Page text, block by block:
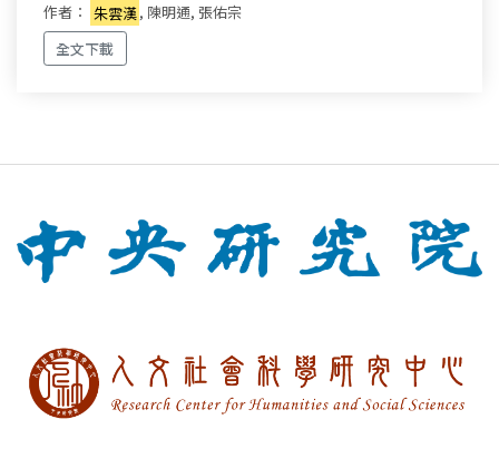
作者： 朱雲漢, 陳明通, 張佑宗
全文下載